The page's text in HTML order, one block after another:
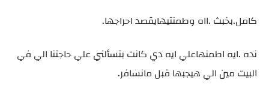
كامل.بخبث .ااه وطمنتيهايقصد احراجها.
نده .ايه اطمنهاعلي ايه دي كانت بتسألني علي حاجتنا الي في
البيت مين الي هيجبها قبل مانسافر.